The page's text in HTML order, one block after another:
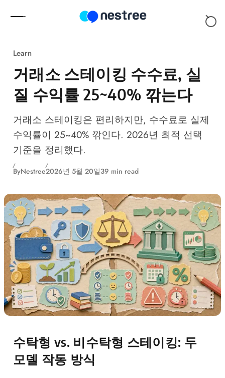
Learn
거래소 스테이킹 수수료, 실
질 수익률 25~40% 깎는다
거래소 스테이킹은 편리하지만, 수수료로 실제
수익률이 25~40% 깎인다. 2026년 최적 선택
기준을 정리했다.
ByNestree2026년 5월 20일39 min read
수탁형 vs. 비수탁형 스테이킹: 두
모델 작동 방식